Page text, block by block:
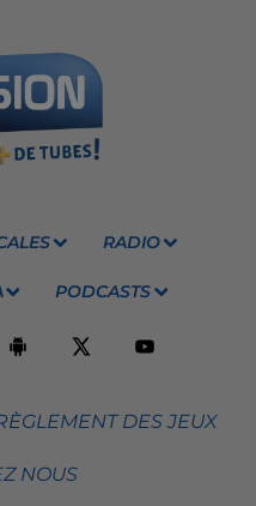
RADIO
PODCASTS
DES JEUX
NOUS